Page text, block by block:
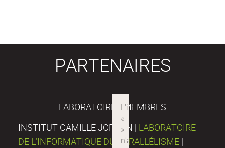
PARTENAIRES
LABORATOIRES MEMBRES
INSTITUT CAMILLE JORDAN | LABORATOIRE
DE L’INFORMATIQUE DU PARALLÉLISME |